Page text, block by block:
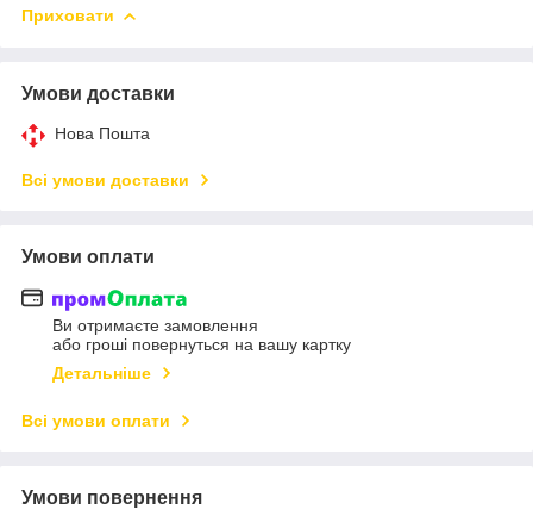
Приховати
Умови доставки
Нова Пошта
Всі умови доставки
Умови оплати
Ви отримаєте замовлення
або гроші повернуться на вашу картку
Детальніше
Всі умови оплати
Умови повернення